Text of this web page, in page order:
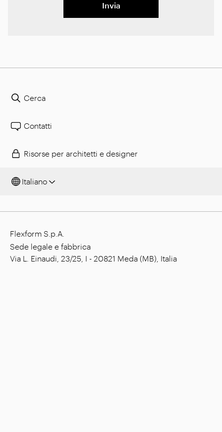
Invia
Cerca
Contatti
Risorse per architetti e designer
Italiano
Flexform S.p.A.
Sede legale e fabbrica
Via L. Einaudi, 23/25, I - 20821 Meda (MB), Italia